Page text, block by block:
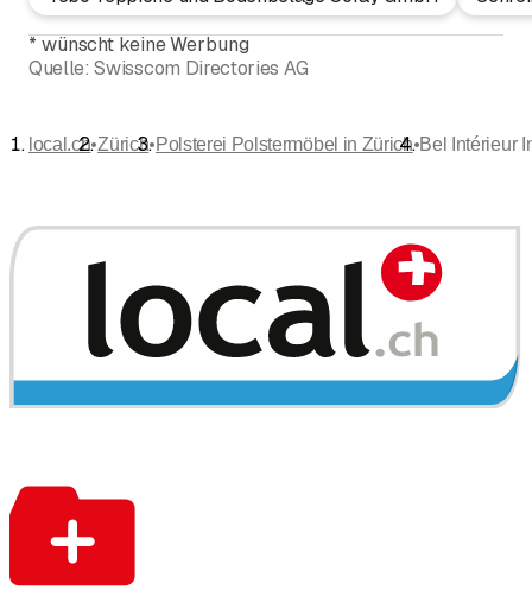
* wünscht keine Werbung
Quelle: Swisscom Directories AG
local.ch•Zürich•Polsterei Polstermöbel in Zürich•Bel Intérieur